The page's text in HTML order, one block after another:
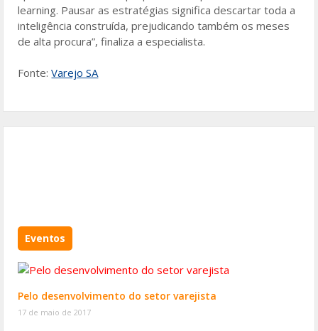
learning. Pausar as estratégias significa descartar toda a
inteligência construída, prejudicando também os meses
de alta procura”, finaliza a especialista.
Fonte:Varejo SA
Eventos
Pelo desenvolvimento do setor varejista
17 de maio de 2017